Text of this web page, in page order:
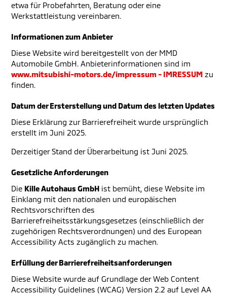
etwa für Probefahrten, Beratung oder eine
Werkstattleistung vereinbaren.
Informationen zum Anbieter
Diese Website wird bereitgestellt von der MMD
Automobile GmbH. Anbieterinformationen sind im
www.mitsubishi-motors.de/impressum - IMRESSUM zu
finden.
Datum der Ersterstellung und Datum des letzten Updates
Diese Erklärung zur Barrierefreiheit wurde ursprünglich
erstellt im Juni 2025.
Derzeitiger Stand der Überarbeitung ist Juni 2025.
Gesetzliche Anforderungen
Die Kille Autohaus GmbH ist bemüht, diese Website im
Einklang mit den nationalen und europäischen
Rechtsvorschriften des
Barrierefreiheitsstärkungsgesetzes (einschließlich der
zugehörigen Rechtsverordnungen) und des European
Accessibility Acts zugänglich zu machen.
Erfüllung der Barrierefreiheitsanforderungen
Diese Website wurde auf Grundlage der Web Content
Accessibility Guidelines (WCAG) Version 2.2 auf Level AA